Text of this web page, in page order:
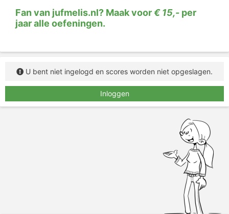
Fan van jufmelis.nl? Maak voor€ 15,- per
jaar alle oefeningen.
U bent niet ingelogd en scores worden niet opgeslagen.
Inloggen